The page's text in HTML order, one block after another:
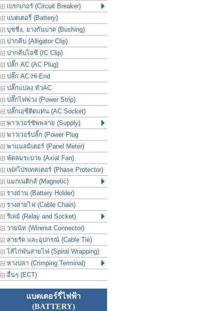
เบรกเกอร์ (Circuit Breaker)
แบตเตอรี่ (Battery)
บุชชิ่ง, ยางกันบาด (Bushing)
ปากคีบ (Alligator Clip)
ปากคีบไอซี (IC Clip)
ปลั๊ก AC (AC Plug)
ปลั๊ก AC Hi-End
ปลั๊กแปลง หัวAC
ปลั๊กไฟพ่วง (Power Strip)
ปลั๊กเอซีติดแท่น (AC Socket)
พาวเวอร์ซัพพลาย (Supply)
พาวเวอร์ปลั๊ก (Power Plug
พาแนลมิเตอร์ (Panel Meter)
พัดลมระบาย (Axial Fan)
เฟสโปรเทคเตอร์ (Phase Protector)
แมกเนติกส์ (Magnetic)
รางถ่าน (Battery Holder)
รางสายไฟ (Cable Chain)
รีเลย์ (Relay and Socket)
วายนัท (Wirenut Connector)
สายรัด และอุปกรณ์ (Cable Tie)
ไส้ไก่พันสายไฟ (Spiral Wrapping)
หางปลา (Crimping Terminal)
อื่นๆ (ECT)
แบตเตอร์รี่ไฟฟ้า
(BATTERY)